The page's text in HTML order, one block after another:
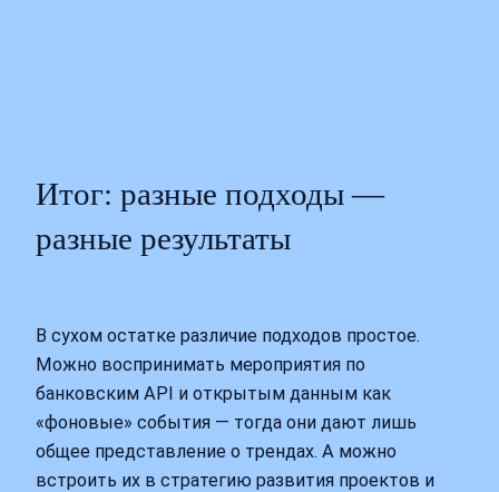
Итог: разные подходы —
разные результаты
В сухом остатке различие подходов простое.
Можно воспринимать мероприятия по
банковским API и открытым данным как
«фоновые» события — тогда они дают лишь
общее представление о трендах. А можно
встроить их в стратегию развития проектов и